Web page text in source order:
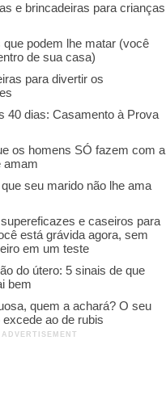
e brincadeiras para crianças
que podem lhe matar (você
de sua casa)
para divertir os
40 dias: Casamento à Prova
os homens SÓ fazem com a
amam
seu marido não lhe ama
e caseiros para
está grávida agora, sem
em um teste
do útero: 5 sinais de que
bem
quem a achará? O seu
ao de rubis